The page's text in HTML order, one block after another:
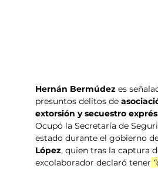
Hernán Bermúdez es
presuntos delitos de
extorsión y secuestro exprés
Ocupó la Secretaría de
estado durante el gobierno
López, quien tras la captura
excolaborador declaró tener